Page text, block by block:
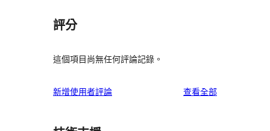
評分
這個項目尚無任何評論記錄。
新增使用者評論 查看全部使